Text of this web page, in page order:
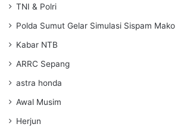
TNI & Polri
Polda Sumut Gelar Simulasi Sispam Mako
Kabar NTB
ARRC Sepang
astra honda
Awal Musim
Herjun